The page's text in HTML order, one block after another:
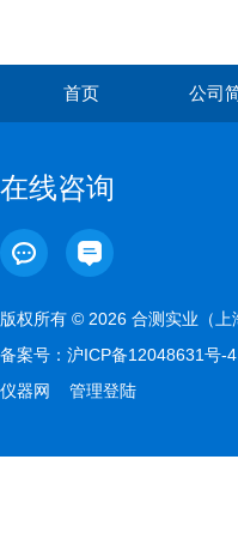
首页 公司
在线咨询
版权所有 © 2026 合测实业（
备案号： 沪ICP备12048631号-4
仪器网
管理登陆